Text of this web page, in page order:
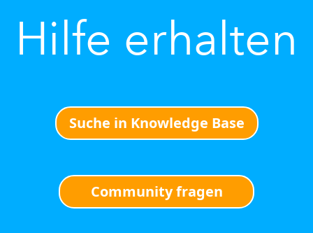
Hilfe erhalten
Suche in Knowledge Base
Community fragen